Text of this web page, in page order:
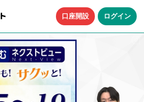
口座開設 ログイン